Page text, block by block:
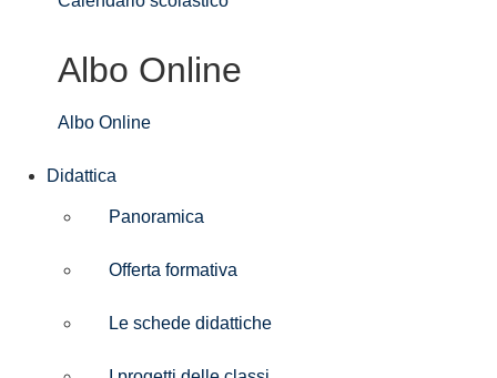
Albo Online
Albo Online
Didattica
Panoramica
Offerta formativa
Le schede didattiche